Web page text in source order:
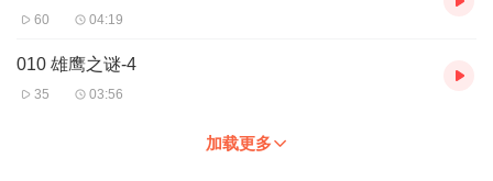
60 04:19
010 雄鹰之谜-4
35 03:56
加载更多